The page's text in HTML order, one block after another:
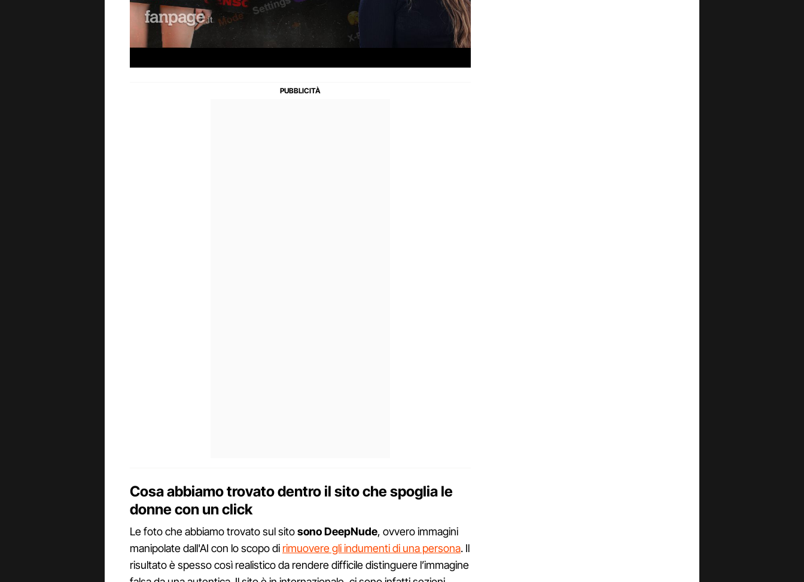
Cosa abbiamo trovato dentro il sito che spoglia le
donne con un click
Le foto che abbiamo trovato sul sitosono DeepNude, ovvero immagini
manipolate dall'AI con lo scopo di rimuovere gli indumenti di una persona. Il
risultato è spesso così realistico da rendere difficile distinguere l’immagine